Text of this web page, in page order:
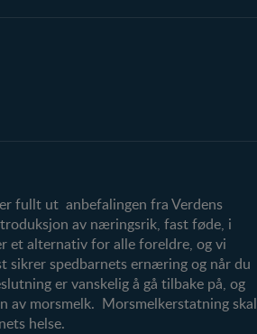
fullt ut anbefalingen fra Verdens
av næringsrik, fast føde, i
et alternativ for alle foreldre, og vi
sikrer spedbarnets ernæring og når du
er vanskelig å gå tilbake på, og
av morsmelk. Morsmelkerstatning skal
helse.